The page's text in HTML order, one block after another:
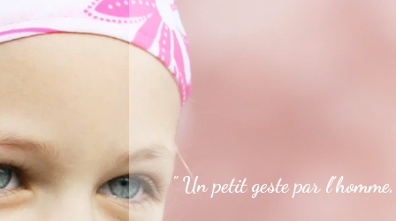
" Un petit geste par l’homme,